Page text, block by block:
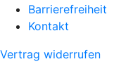
Barrierefreiheit
Kontakt
Vertrag widerrufen